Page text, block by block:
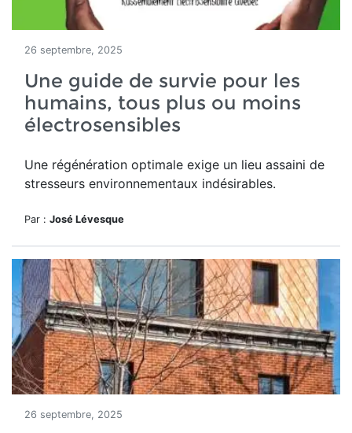
26 septembre, 2025
Une guide de survie pour les
humains, tous plus ou moins
électrosensibles
Une régénération optimale exige un lieu assaini de
stresseurs environnementaux indésirables.
Par : José Lévesque
26 septembre, 2025